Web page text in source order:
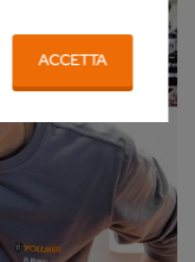
ACCETTA